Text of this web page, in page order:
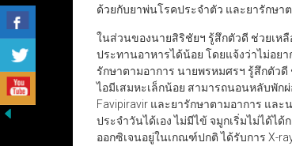
ด้วยกับยาพ่นโรคประจำตัว และยารักษา
ในส่วนของนายสิริชัยฯ รู้สึกตัวดี ช่วยเห
ประทานอาหารได้น้อย โดยแจ้งว่าไม่อย
รักษาตามอาการ นายพรหมศรฯ รู้สึกตัวดี
ไอมีเสมหะเล็กน้อย สามารถนอนหลับพั
Favipiravir และยารักษาตามอาการ แล
ประจำวันได้เอง ไม่มีไข้ จมูกเริ่มไม่ได้
ออกซิเจนอยู่ในเกณฑ์ปกติ ได้รับการ X-